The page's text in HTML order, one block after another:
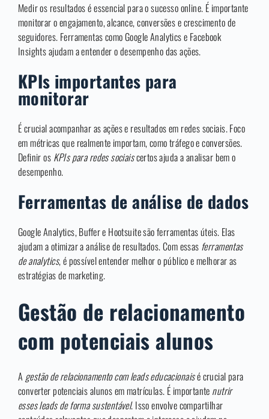
Medir os resultados é essencial para o sucesso online. É importante
monitorar o engajamento, alcance, conversões e crescimento de
seguidores. Ferramentas como Google Analytics e Facebook
Insights ajudam a entender o desempenho das ações.
KPIs importantes para
monitorar
É crucial acompanhar as ações e resultados em redes sociais. Foco
em métricas que realmente importam, como tráfego e conversões.
Definir os KPIs para redes sociaiscertos ajuda a analisar bem o
desempenho.
Ferramentas de análise de dados
Google Analytics, Buffer e Hootsuite são ferramentas úteis. Elas
ajudam a otimizar a análise de resultados. Com essas ferramentas
de analytics, é possível entender melhor o público e melhorar as
estratégias de marketing.
Gestão de relacionamento
com potenciais alunos
A gestão de relacionamento com leads educacionaisé crucial para
converter potenciais alunos em matrículas. É importante nutrir
esses leads de forma sustentável. Isso envolve compartilhar